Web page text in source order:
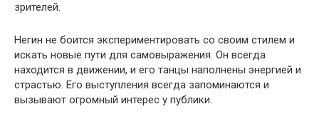
зрителей.
Негин не боится экспериментировать со своим стилем и
искать новые пути для самовыражения. Он всегда
находится в движении, и его танцы наполнены энергией и
страстью. Его выступления всегда запоминаются и
вызывают огромный интерес у публики.